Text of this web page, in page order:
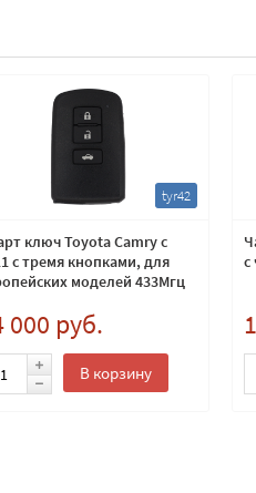
tyr42
ключ Toyota Camry c
с тремя кнопками, для
моделей 433Мгц
000 руб.
В корзину
с